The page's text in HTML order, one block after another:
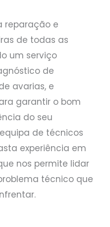
reparação e
de todas as
um serviço
de
avarias, e
garantir o bom
do seu
de técnicos
experiência em
nos permite lidar
técnico que